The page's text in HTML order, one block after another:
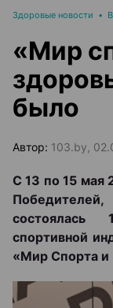
Здоровые новости •
«Мир
было
Автор: 103.by,
С 13 по 15 мая
состоялась
спортивной
«Мир Спорта и